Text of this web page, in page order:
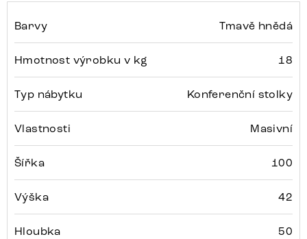
Barvy Tmavě hnědá
Hmotnost výrobku v kg 18
Typ nábytku Konferenční stolky
Vlastnosti Masivní
Šířka 100
Výška 42
Hloubka 50